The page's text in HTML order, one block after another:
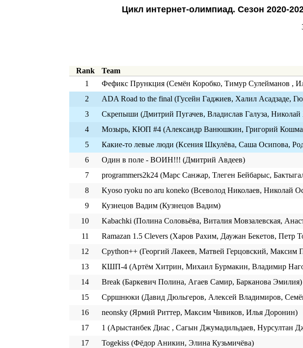
Цикл интернет-олимпиад. Сезон 2020-
Rank Team
1
Фефикс Прункция (Семён Коробко, Тимур Сулейманов ,
2
ADA Road to the final (Гусейн Гаджиев, Халил Асадзаде,
3
Скрепыши (Дмитрий Пугачев, Владислав Галуза, Николай
4
Мозырь, КЮП #4 (Александр Ванюшкин, Григорий
5
Какие-то левые люди (Ксения Шкулёва, Саша Осипова,
6
Один в поле - ВОИН!!! (Дмитрий Авдеев)
7
programmers2k24 (Марс Санжар, Тлеген Бейбарыс,
8
Kyoso ryoku no aru koneko (Всеволод Николаев, Николай
9
Кузнецов Вадим (Кузнецов Вадим)
10
Kabachki (Полина Соловьёва, Виталия Мовзалевская,
11
Ramazan 1.5 Clevers (Харов Рахим, Даужан Бекетов, Петр
12
Cpython++ (Георгий Лакеев, Матвей Герцовский, Максим
13
КШП-4 (Артём Хитрин, Михаил Бурмакин, Владимир
14
Break (Баркевич Полина, Агаев Самир, Барканова Эмилия)
15
Cppшнюки (Давид Дюльгеров, Алексей Владимиров,
16
neonsky (Ярмий Риттер, Максим Чивиков, Илья Доронин)
17
1 (Арыстанбек Диас , Сагын Джумадильдаев, Нурсултан
17
Togekiss (Фёдор Аникин, Элина Кузьмичёва)